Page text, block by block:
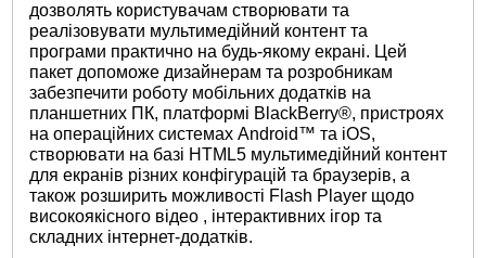
дозволять користувачам створювати та
реалізовувати мультимедійний контент та
програми практично на будь-якому екрані. Цей
пакет допоможе дизайнерам та розробникам
забезпечити роботу мобільних додатків на
планшетних ПК, платформі BlackBerry®, пристроях
на операційних системах Android™ та iOS,
створювати на базі HTML5 мультимедійний контент
для екранів різних конфігурацій та браузерів, а
також розширить можливості Flash Player щодо
високоякісного відео , інтерактивних ігор та
складних інтернет-додатків.